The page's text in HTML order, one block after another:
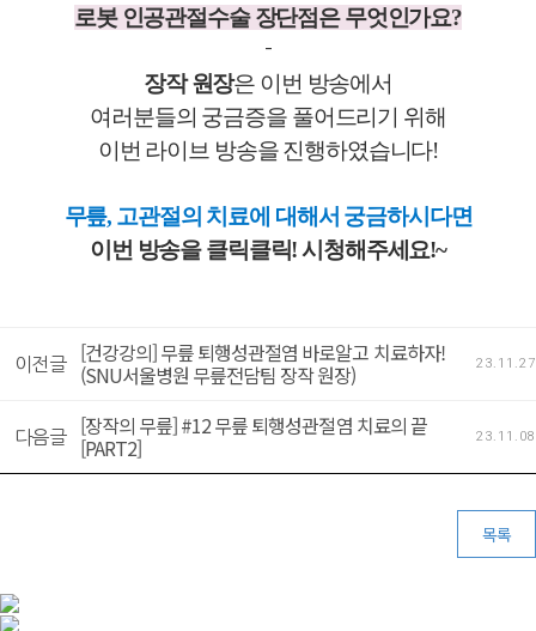
로봇 인공관절수술 장단점은 무엇인가요?
-
장작 원장은 이번 방송에서
여러분들의 궁금증을 풀어드리기 위해
이번 라이브 방송을 진행하였습니다!
무릎, 고관절의 치료에 대해서 궁금하시다면
이번 방송을 클릭클릭! 시청해주세요!~
이전글 [건강강의] 무릎 퇴행성관절염 바로알고 치료하자!
(SNU서울병원 무릎전담팀 장작 원장) 23.11.27
다음글 [장작의 무릎] #12 무릎 퇴행성관절염 치료의 끝
[PART2] 23.11.08
목록